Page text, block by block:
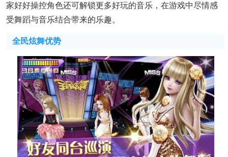
家好好操控角色还可解锁更多好玩的音乐，在游戏中尽情感
受舞蹈与音乐结合带来的乐趣。
全民炫舞优势